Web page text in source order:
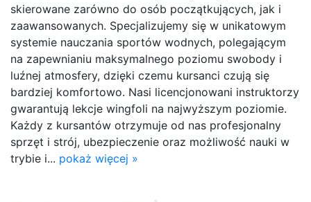
skierowane zarówno do osób początkujących, jak i
zaawansowanych. Specjalizujemy się w unikatowym
systemie nauczania sportów wodnych, polegającym
na zapewnianiu maksymalnego poziomu swobody i
luźnej atmosfery, dzięki czemu kursanci czują się
bardziej komfortowo. Nasi licencjonowani instruktorzy
gwarantują lekcje wingfoli na najwyższym poziomie.
Każdy z kursantów otrzymuje od nas profesjonalny
sprzęt i strój, ubezpieczenie oraz możliwość nauki w
trybie i... pokaż więcej »